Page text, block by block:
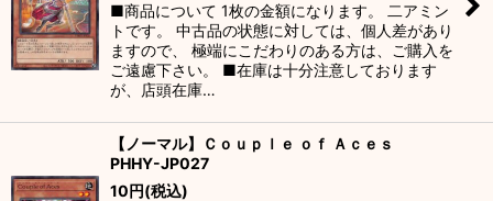
■商品について 1枚の金額になります。 二アミン
トです。 中古品の状態に対しては、個人差があり
ますので、 極端にこだわりのある方は、ご購入を
ご遠慮下さい。 ■在庫は十分注意しております
が、店頭在庫…
【ノーマル】Ｃｏｕｐｌｅ ｏｆ Ａｃｅｓ
PHHY-JP027
10円(税込)